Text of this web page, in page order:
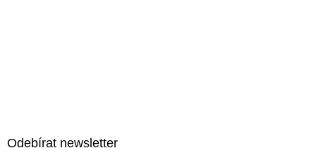
Odebírat newsletter